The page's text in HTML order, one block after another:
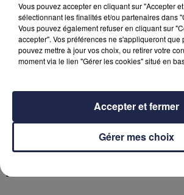
À LA UNE
Vous pouvez accepter en cliquant sur "Accepter
sélectionnant les finalités et/ou partenaires dans
Vous pouvez également refuser en cliquant sur
accepter". Vos préférences ne s'appliqueront que
pouvez mettre à jour vos choix, ou retirer votre
moment via le lien "Gérer les cookies" situé en
Gérer mes choix
Accepter et fermer